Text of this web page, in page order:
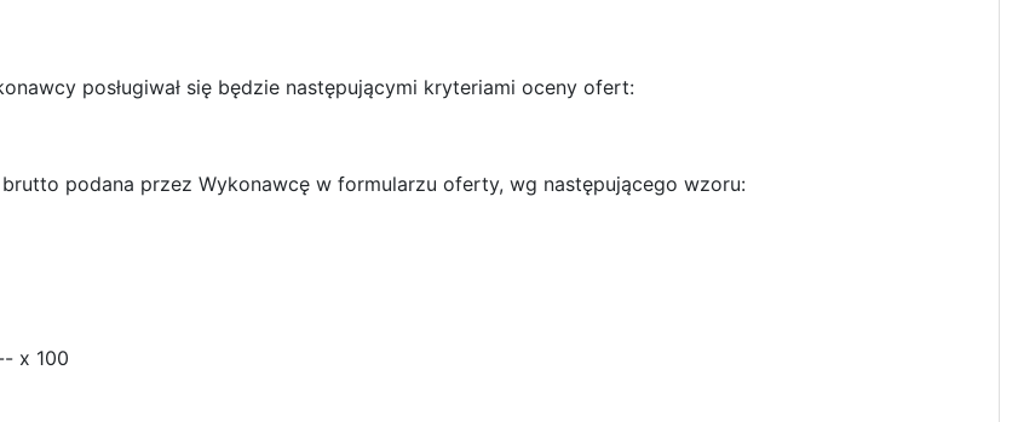
posługiwał się będzie następującymi kryteriami oceny ofert:
brutto podana przez Wykonawcę w formularzu oferty, wg następującego wzoru:
x 100